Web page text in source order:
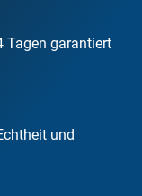
Tagen garantiert
und